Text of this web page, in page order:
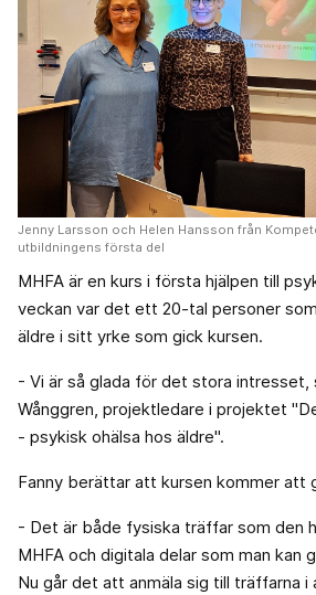
Jenny Larsson och Helen Hansson från
utbildningens första del
MHFA är en kurs i första hjälpen till
veckan var det ett 20-tal personer
äldre i sitt yrke som gick kursen.
- Vi är så glada för det stora intresset,
Wånggren, projektledare i projektet
- psykisk ohälsa hos äldre".
Fanny berättar att kursen kommer att
- Det är både fysiska träffar som den
MHFA och digitala delar som man kan
Nu går det att anmäla sig till träffarna i